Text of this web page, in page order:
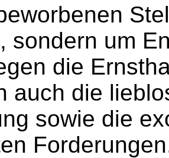
sondern um
die
auch die
sowie die